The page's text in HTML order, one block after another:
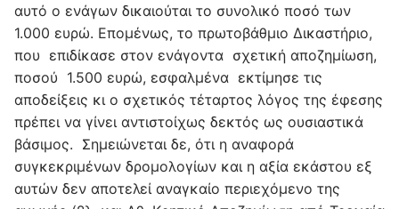
αυτό ο ενάγων δικαιούται το συνολικό ποσό των
1.000 ευρώ. Επομένως, το πρωτοβάθμιο Δικαστήριο,
που επιδίκασε στον ενάγοντα σχετική αποζημίωση,
ποσού 1.500 ευρώ, εσφαλμένα εκτίμησε τις
αποδείξεις κι ο σχετικός τέταρτος λόγος της έφεσης
πρέπει να γίνει αντιστοίχως δεκτός ως ουσιαστικά
βάσιμος. Σημειώνεται δε, ότι η αναφορά
συγκεκριμένων δρομολογίων και η αξία εκάστου εξ
αυτών δεν αποτελεί αναγκαίο περιεχόμενο της